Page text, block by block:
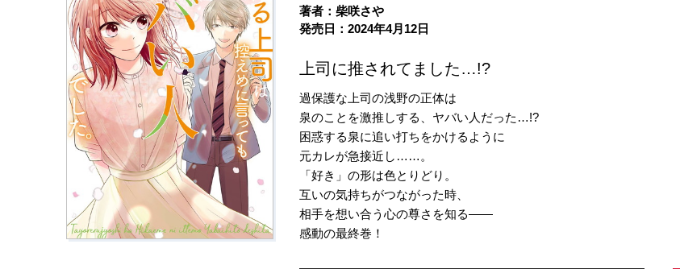
著者：柴咲さや
発売日：2024年4月12日
上司に推されてました…!?
過保護な上司の浅野の正体は
泉のことを激推しする、ヤバい人だった…!?
困惑する泉に追い打ちをかけるように
元カレが急接近し……。
「好き」の形は色とりどり。
互いの気持ちがつながった時、
相手を想い合う心の尊さを知る――
感動の最終巻！